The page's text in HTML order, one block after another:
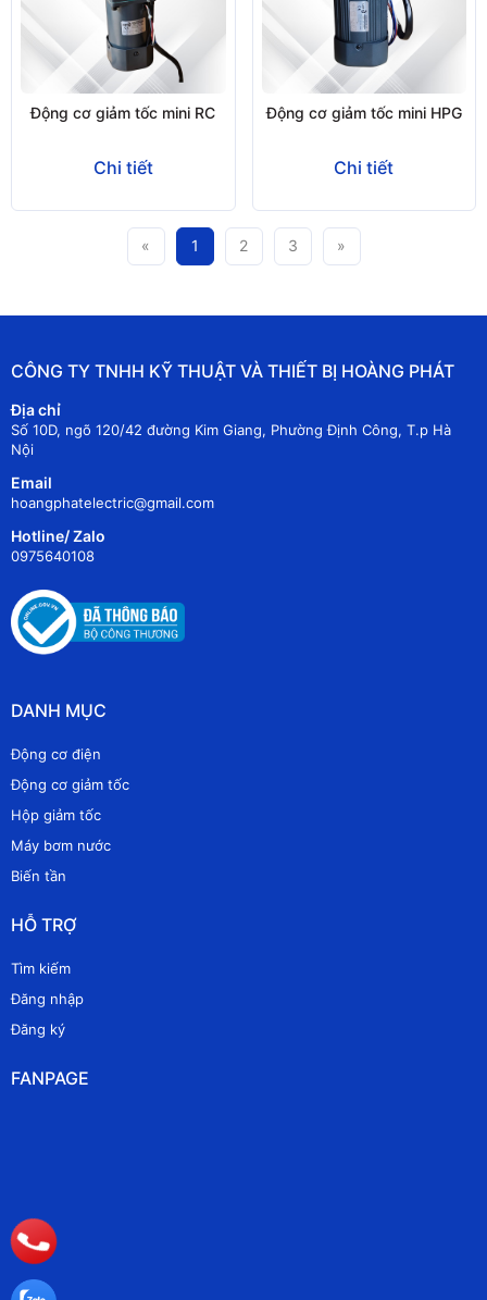
Động cơ giảm tốc mini RC
Chi tiết
Động cơ giảm tốc mini HPG
Chi tiết
« 1 2 3 »
CÔNG TY TNHH KỸ THUẬT VÀ THIẾT BỊ HOÀNG PHÁT
Địa chỉ
Số 10D, ngõ 120/42 đường Kim Giang, Phường Định Công, T.p Hà
Nội
Email
hoangphatelectric@gmail.com
Hotline/ Zalo
0975640108
DANH MỤC
Động cơ điện
Động cơ giảm tốc
Hộp giảm tốc
Máy bơm nước
Biến tần
HỖ TRỢ
Tìm kiếm
Đăng nhập
Đăng ký
FANPAGE